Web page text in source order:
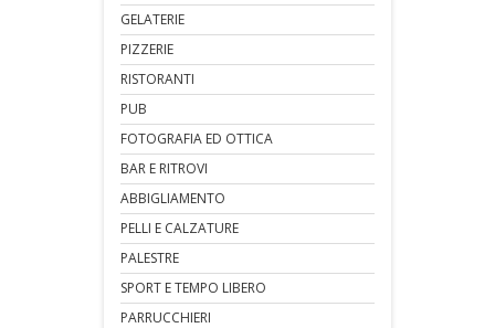
GELATERIE
PIZZERIE
RISTORANTI
PUB
FOTOGRAFIA ED OTTICA
BAR E RITROVI
ABBIGLIAMENTO
PELLI E CALZATURE
PALESTRE
SPORT E TEMPO LIBERO
PARRUCCHIERI